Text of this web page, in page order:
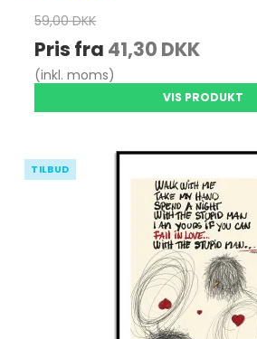
59,00 DKK
Pris fra 41,30 DKK
(inkl. moms)
VIS PRODUKT
TILBUD